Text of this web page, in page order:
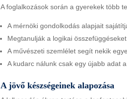
A foglalkozások során a gyerekek több
A mérnöki gondolkodás alapjait
Megtanulják a logikai
A művészeti szemlélet segít nekik
A kudarc nálunk csak egy újabb adat
A jövő készségeinek alapozása